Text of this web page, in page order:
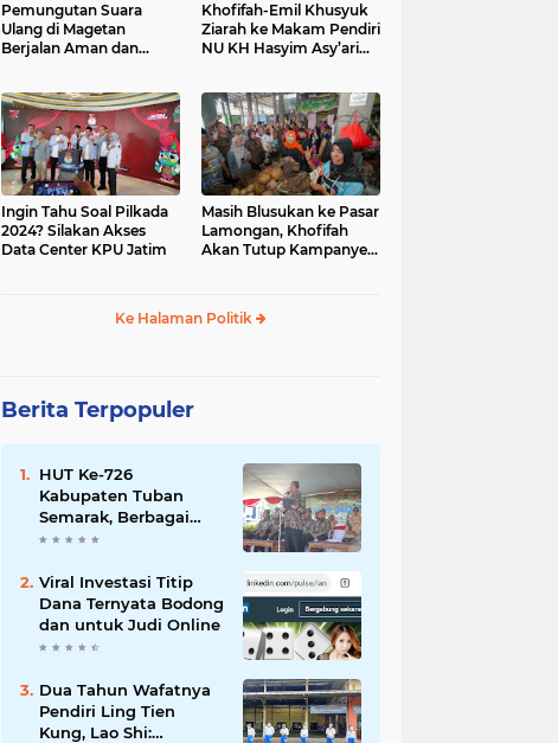
Pemungutan Suara
Ulang di Magetan
Berjalan Aman dan
Khofifah-Emil Khusyuk
Ziarah ke Makam Pendiri
NU KH Hasyim Asy’ari
Ingin Tahu Soal Pilkada
2024? Silakan Akses
Data Center KPU Jatim
Masih Blusukan ke Pasar
Lamongan, Khofifah
Akan Tutup Kampanye
Ke Halaman Politik
Berita Terpopuler
HUT Ke-726
Kabupaten Tuban
Semarak, Berbagai
Prestasinya Pun
Viral Investasi Titip
Dana Ternyata Bodong
dan untuk Judi Online
Dua Tahun Wafatnya
Pendiri Ling Tien
Kung, Lao Shi: